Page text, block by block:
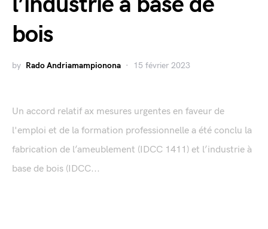
bois
by Rado Andriamampionona 15 février 2023
Un accord relatif ax mesures urgentes en faveur de
l'emploi et de la formation professionnelle a été conclu la
fabrication de l’ameublement (IDCC 1411) et l’industrie à
base de bois (IDCC...